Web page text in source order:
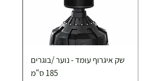
איסוף עצמי ללא עלות מסניף טבריה . רחוב העצמאות 5
מוצרי כושר ( בלבד) ניתן לאסוף ממחסני החברה בת"א
שק איגרוף עומד - נוער /בוגרים
185 ס"מ